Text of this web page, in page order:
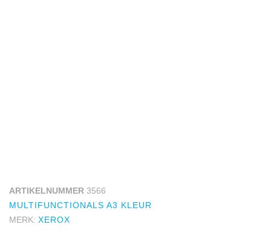
ARTIKELNUMMER 3566
MULTIFUNCTIONALS A3 KLEUR
MERK: XEROX